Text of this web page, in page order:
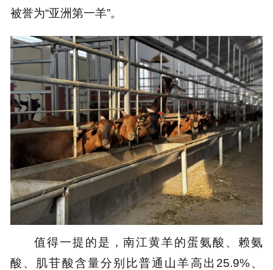
被誉为“亚洲第一羊”。
值得一提的是，南江黄羊的蛋氨酸、赖氨
酸、肌苷酸含量分别比普通山羊高出25.9%、